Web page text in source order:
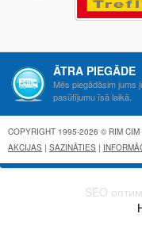
ĀTRA PIEGĀDE
Mēs piegādāsim jums
pasūtījumu īsā laikā.
COPYRIGHT 1995-2026 © RIM CIM
AKCIJAS | SAZINĀTIES |
SEO